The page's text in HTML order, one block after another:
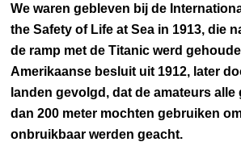
We waren gebleven bij de
the Safety of Life at Sea in 1913, die
de ramp met de Titanic werd
Amerikaanse besluit uit 1912, later
landen gevolgd, dat de amateurs
dan 200 meter mochten gebruiken
onbruikbaar werden geacht.